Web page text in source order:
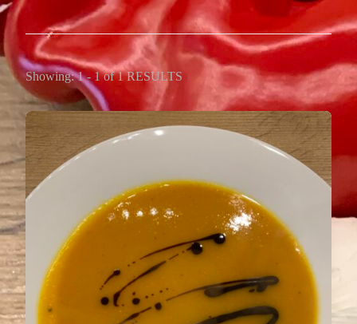
Showing: 1 - 1 of 1 RESULTS